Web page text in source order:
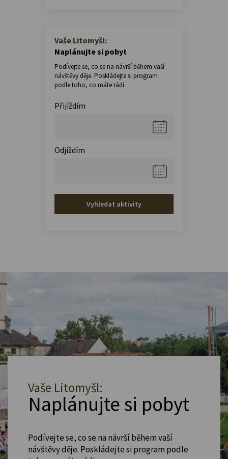
Vaše Litomyšl:
Naplánujte si pobyt
Podívejte se, co se na návrší během vaší
návštěvy děje. Poskládejte si program
podle toho, co máte rádi.
Přijíždím
Odjíždím
Vyhledat aktivity
Vaše Litomyšl:
Naplánujte si pobyt
Podívejte se, co se na návrší během vaší
návštěvy děje. Poskládejte si program podle